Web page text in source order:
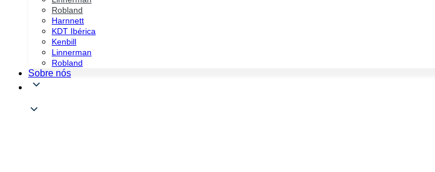
Robland
Harnnett
KDT Ibérica
Kenbill
Linnerman
Robland
Sobre nós